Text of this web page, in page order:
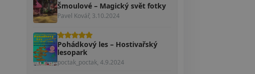
Šmoulové – Magický svět fotky
Pavel Kovář, 3.10.2024
Pohádkový les – Hostivařský
lesopark
poctak_poctak, 4.9.2024